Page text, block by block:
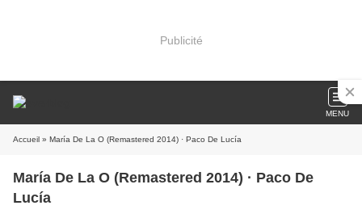
Publicité
MENU
Accueil » María De La O (Remastered 2014) · Paco De Lucía
María De La O (Remastered 2014) · Paco De
Lucía